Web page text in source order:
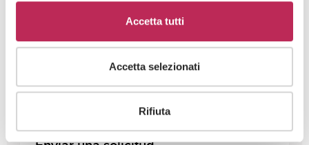
Accetta tutti
Accetta selezionati
Rifiuta
Llámenos ahora
(+39) 02 3663 8610